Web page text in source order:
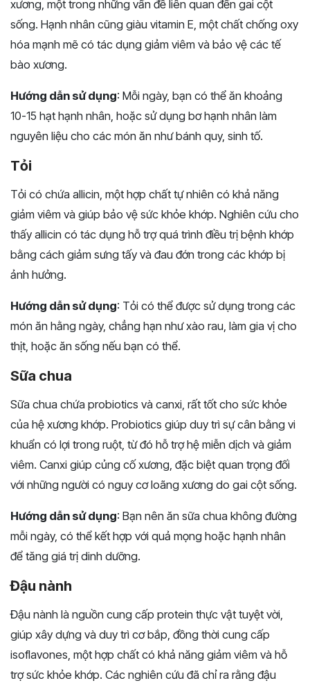
xương, một trong những vấn đề liên quan đến gai cột
sống. Hạnh nhân cũng giàu vitamin E, một chất chống oxy
hóa mạnh mẽ có tác dụng giảm viêm và bảo vệ các tế
bào xương.
Hướng dẫn sử dụng: Mỗi ngày, bạn có thể ăn khoảng
10-15 hạt hạnh nhân, hoặc sử dụng bơ hạnh nhân làm
nguyên liệu cho các món ăn như bánh quy, sinh tố.
Tỏi
Tỏi có chứa allicin, một hợp chất tự nhiên có khả năng
giảm viêm và giúp bảo vệ sức khỏe khớp. Nghiên cứu cho
thấy allicin có tác dụng hỗ trợ quá trình điều trị bệnh khớp
bằng cách giảm sưng tấy và đau đớn trong các khớp bị
ảnh hưởng.
Hướng dẫn sử dụng: Tỏi có thể được sử dụng trong các
món ăn hằng ngày, chẳng hạn như xào rau, làm gia vị cho
thịt, hoặc ăn sống nếu bạn có thể.
Sữa chua
Sữa chua chứa probiotics và canxi, rất tốt cho sức khỏe
của hệ xương khớp. Probiotics giúp duy trì sự cân bằng vi
khuẩn có lợi trong ruột, từ đó hỗ trợ hệ miễn dịch và giảm
viêm. Canxi giúp củng cố xương, đặc biệt quan trọng đối
với những người có nguy cơ loãng xương do gai cột sống.
Hướng dẫn sử dụng: Bạn nên ăn sữa chua không đường
mỗi ngày, có thể kết hợp với quả mọng hoặc hạnh nhân
để tăng giá trị dinh dưỡng.
Đậu nành
Đậu nành là nguồn cung cấp protein thực vật tuyệt vời,
giúp xây dựng và duy trì cơ bắp, đồng thời cung cấp
isoflavones, một hợp chất có khả năng giảm viêm và hỗ
trợ sức khỏe khớp. Các nghiên cứu đã chỉ ra rằng đậu